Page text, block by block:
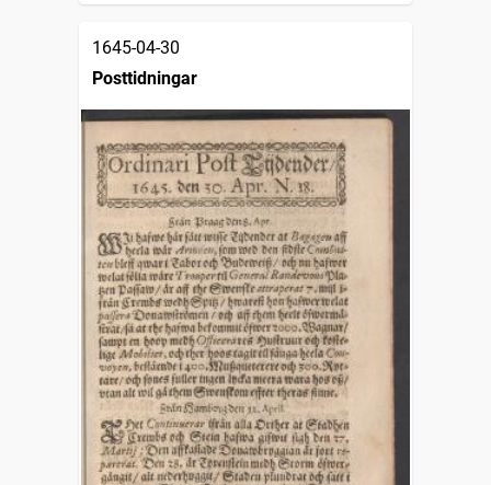
1645-04-30
Posttidningar